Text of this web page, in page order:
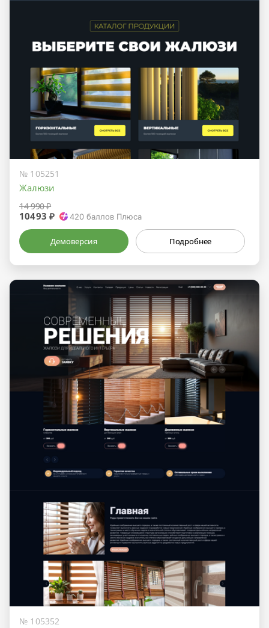
№ 105251
Жалюзи
14 990 ₽
10493 ₽ 420 баллов Плюса
Демоверсия Подробнее
№ 105352